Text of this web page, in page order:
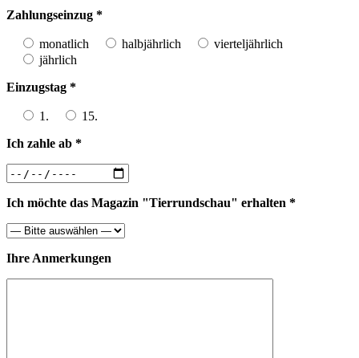
Zahlungseinzug *
monatlich halbjährlich
vierteljährlich
jährlich
Einzugstag *
1.
15.
Ich zahle ab *
Ich möchte das Magazin "Tierrundschau" erhalten *
Ihre Anmerkungen